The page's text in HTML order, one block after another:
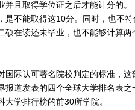
且取得学位证之后才能计分的。
不能取得这10分。同时，也不符
在读还未毕业，也不能够计算两
国际认可著名院校判定的标准，
报道发表的四个全球大学排名表
学排行榜的前30所学院。